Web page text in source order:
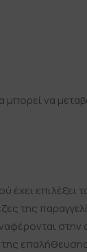
να
επιλέξει
της
στην
της